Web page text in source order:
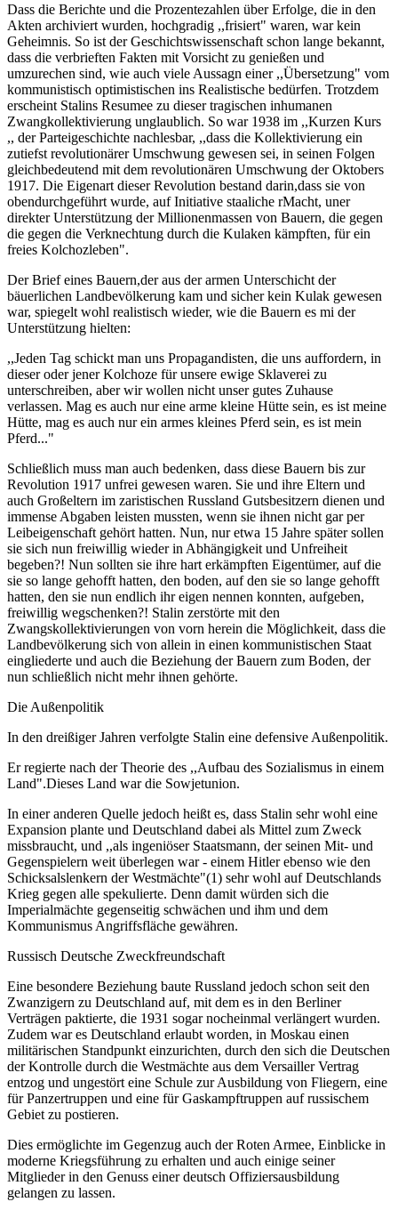
Dass die Berichte und die Prozentezahlen über Erfolge, die in den
Akten archiviert wurden, hochgradig ,,frisiert" waren, war kein
Geheimnis. So ist der Geschichtswissenschaft schon lange bekannt,
dass die verbrieften Fakten mit Vorsicht zu genießen und
umzurechen sind, wie auch viele Aussagn einer ,,Übersetzung" vom
kommunistisch optimistischen ins Realistische bedürfen. Trotzdem
erscheint Stalins Resumee zu dieser tragischen inhumanen
Zwangkollektivierung unglaublich. So war 1938 im ,,Kurzen Kurs
,, der Parteigeschichte nachlesbar, ,,dass die Kollektivierung ein
zutiefst revolutionärer Umschwung gewesen sei, in seinen Folgen
gleichbedeutend mit dem revolutionären Umschwung der Oktobers
1917. Die Eigenart dieser Revolution bestand darin,dass sie von
obendurchgeführt wurde, auf Initiative staaliche rMacht, uner
direkter Unterstützung der Millionenmassen von Bauern, die gegen
die gegen die Verknechtung durch die Kulaken kämpften, für ein
freies Kolchozleben".
Der Brief eines Bauern,der aus der armen Unterschicht der
bäuerlichen Landbevölkerung kam und sicher kein Kulak gewesen
war, spiegelt wohl realistisch wieder, wie die Bauern es mi der
Unterstützung hielten:
,,Jeden Tag schickt man uns Propagandisten, die uns auffordern, in
dieser oder jener Kolchoze für unsere ewige Sklaverei zu
unterschreiben, aber wir wollen nicht unser gutes Zuhause
verlassen. Mag es auch nur eine arme kleine Hütte sein, es ist meine
Hütte, mag es auch nur ein armes kleines Pferd sein, es ist mein
Pferd..."
Schließlich muss man auch bedenken, dass diese Bauern bis zur
Revolution 1917 unfrei gewesen waren. Sie und ihre Eltern und
auch Großeltern im zaristischen Russland Gutsbesitzern dienen und
immense Abgaben leisten mussten, wenn sie ihnen nicht gar per
Leibeigenschaft gehört hatten. Nun, nur etwa 15 Jahre später sollen
sie sich nun freiwillig wieder in Abhängigkeit und Unfreiheit
begeben?! Nun sollten sie ihre hart erkämpften Eigentümer, auf die
sie so lange gehofft hatten, den boden, auf den sie so lange gehofft
hatten, den sie nun endlich ihr eigen nennen konnten, aufgeben,
freiwillig wegschenken?! Stalin zerstörte mit den
Zwangskollektivierungen von vorn herein die Möglichkeit, dass die
Landbevölkerung sich von allein in einen kommunistischen Staat
eingliederte und auch die Beziehung der Bauern zum Boden, der
nun schließlich nicht mehr ihnen gehörte.
Die Außenpolitik
In den dreißiger Jahren verfolgte Stalin eine defensive Außenpolitik.
Er regierte nach der Theorie des ,,Aufbau des Sozialismus in einem
Land".Dieses Land war die Sowjetunion.
In einer anderen Quelle jedoch heißt es, dass Stalin sehr wohl eine
Expansion plante und Deutschland dabei als Mittel zum Zweck
missbraucht, und ,,als ingeniöser Staatsmann, der seinen Mit- und
Gegenspielern weit überlegen war - einem Hitler ebenso wie den
Schicksalslenkern der Westmächte"(1) sehr wohl auf Deutschlands
Krieg gegen alle spekulierte. Denn damit würden sich die
Imperialmächte gegenseitig schwächen und ihm und dem
Kommunismus Angriffsfläche gewähren.
Russisch Deutsche Zweckfreundschaft
Eine besondere Beziehung baute Russland jedoch schon seit den
Zwanzigern zu Deutschland auf, mit dem es in den Berliner
Verträgen paktierte, die 1931 sogar nocheinmal verlängert wurden.
Zudem war es Deutschland erlaubt worden, in Moskau einen
militärischen Standpunkt einzurichten, durch den sich die Deutschen
der Kontrolle durch die Westmächte aus dem Versailler Vertrag
entzog und ungestört eine Schule zur Ausbildung von Fliegern, eine
für Panzertruppen und eine für Gaskampftruppen auf russischem
Gebiet zu postieren.
Dies ermöglichte im Gegenzug auch der Roten Armee, Einblicke in
moderne Kriegsführung zu erhalten und auch einige seiner
Mitglieder in den Genuss einer deutsch Offiziersausbildung
gelangen zu lassen.